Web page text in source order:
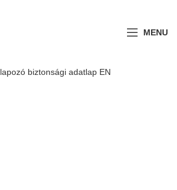
MENU
biztonsági adatlap EN